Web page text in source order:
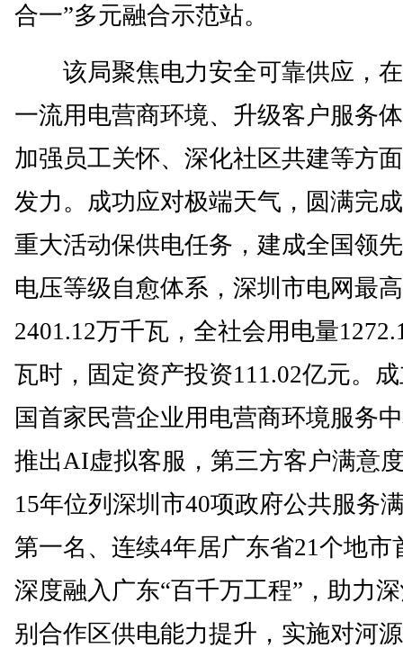
合一”多元融合示范站。
该局聚焦电力安全可靠供应，
一流用电营商环境、升级客户服务
加强员工关怀、深化社区共建等方
发力。成功应对极端天气，圆满完
重大活动保供电任务，建成全国领
电压等级自愈体系，深圳市电网最
2401.12万千瓦，全社会用电量
瓦时，固定资产投资111.02亿元。
国首家民营企业用电营商环境服务
推出AI虚拟客服，第三方客户满意
15年位列深圳市40项政府公共服务
第一名、连续4年居广东省21个地市
深度融入广东“百千万工程”，助力
别合作区供电能力提升，实施对河